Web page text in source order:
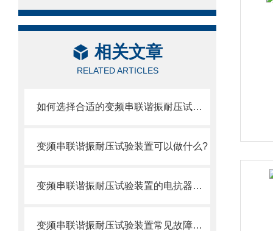
相关文章
RELATED ARTICLES
如何选择合适的变频串联谐振耐压试验装置？
变频串联谐振耐压试验装置可以做什么?
变频串联谐振耐压试验装置的电抗器该怎样选择？
变频串联谐振耐压试验装置常见故障排除方法